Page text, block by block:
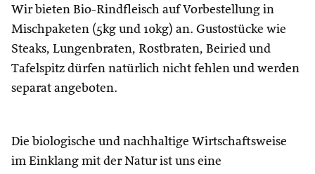
Wir bieten Bio-Rindfleisch auf Vorbestellung in
Mischpaketen (5kg und 10kg) an. Gustostücke wie
Steaks, Lungenbraten, Rostbraten, Beiried und
Tafelspitz dürfen natürlich nicht fehlen und werden
separat angeboten.
Die biologische und nachhaltige Wirtschaftsweise
im Einklang mit der Natur ist uns eine